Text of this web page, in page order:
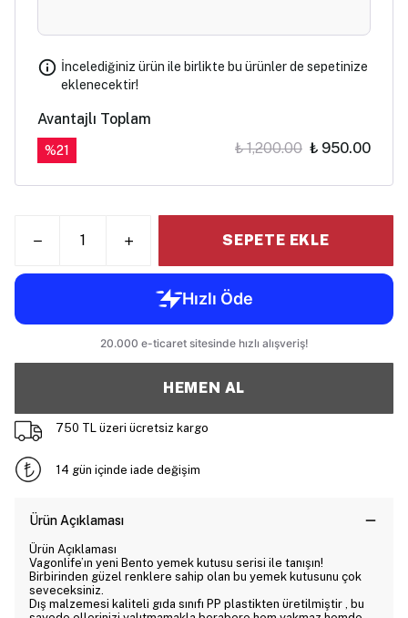
İncelediğiniz ürün ile birlikte bu ürünler de sepetinize
eklenecektir!
Avantajlı Toplam
%21 ₺ 1,200.00 ₺ 950.00
SEPETE EKLE
HEMEN AL
750 TL üzeri ücretsiz kargo
14 gün içinde iade değişim
Ürün Açıklaması
Ürün Açıklaması
Vagonlife’ın yeni Bento yemek kutusu serisi ile tanışın!
Birbirinden güzel renklere sahip olan bu yemek kutusunu çok
seveceksiniz.
Dış malzemesi kaliteli gıda sınıfı PP plastikten üretilmiştir , bu